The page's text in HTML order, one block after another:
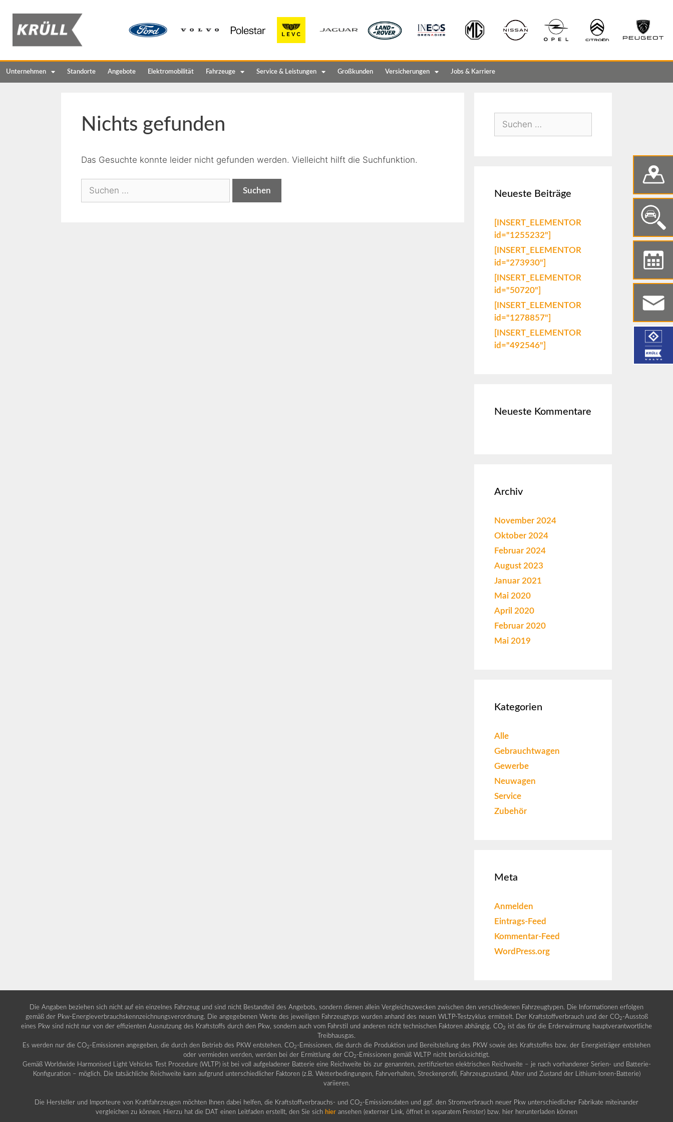
Unternehmen Standorte Angebote Elektromobilität Fahrzeuge Service & Leistungen Großkunden Versicherungen Jobs & Karriere
Nichts gefunden
Das Gesuchte konnte leider nicht gefunden werden. Vielleicht hilft die Suchfunktion.
Neueste Beiträge
[INSERT_ELEMENTOR
id="1255232"]
[INSERT_ELEMENTOR
id="273930"]
[INSERT_ELEMENTOR
id="50720"]
[INSERT_ELEMENTOR
id="1278857"]
[INSERT_ELEMENTOR
id="492546"]
Neueste Kommentare
Archiv
November 2024
Oktober 2024
Februar 2024
August 2023
Januar 2021
Mai 2020
April 2020
Februar 2020
Mai 2019
Kategorien
Alle
Gebrauchtwagen
Gewerbe
Neuwagen
Service
Zubehör
Meta
Anmelden
Eintrags-Feed
Kommentar-Feed
WordPress.org
Die Angaben beziehen sich nicht auf ein einzelnes Fahrzeug und sind nicht Bestandteil des Angebots, sondern dienen allein Vergleichszwecken zwischen den verschiedenen Fahrzeugtypen. Die Informationen erfolgen
gemäß der Pkw-Energieverbrauchskennzeichnungsverordnung. Die angegebenen Werte des jeweiligen Fahrzeugtyps wurden anhand des neuen WLTP-Testzyklus ermittelt. Der Kraftstoffverbrauch und der CO2 -Ausstoß
eines Pkw sind nicht nur von der effizienten Ausnutzung des Kraftstoffs durch den Pkw, sondern auch vom Fahrstil und anderen nicht technischen Faktoren abhängig. CO2 ist das für die Erderwärmung hauptverantwortliche
Treibhausgas.
Es werden nur die CO2 -Emissionen angegeben, die durch den Betrieb des PKW entstehen. CO2 -Emissionen, die durch die Produktion und Bereitstellung des PKW sowie des Kraftstoffes bzw. der Energieträger entstehen
oder vermieden werden, werden bei der Ermittlung der CO2 -Emissionen gemäß WLTP nicht berücksichtigt.
Gemäß Worldwide Harmonised Light Vehicles Test Procedure (WLTP) ist bei voll aufgeladener Batterie eine Reichweite bis zur genannten, zertifizierten elektrischen Reichweite – je nach vorhandener Serien- und Batterie-
Konfiguration – möglich. Die tatsächliche Reichweite kann aufgrund unterschiedlicher Faktoren (z.B. Wetterbedingungen, Fahrverhalten, Streckenprofil, Fahrzeugzustand, Alter und Zustand der Lithium-Ionen-Batterie)
variieren.
Die Hersteller und Importeure von Kraftfahrzeugen möchten Ihnen dabei helfen, die Kraftstoffverbrauchs- und CO2 -Emissionsdaten und ggf. den Stromverbrauch neuer Pkw unterschiedlicher Fabrikate miteinander
vergleichen zu können. Hierzu hat die DAT einen Leitfaden erstellt, den Sie sich hier ansehen (externer Link, öffnet in separatem Fenster) bzw. hier herunterladen können